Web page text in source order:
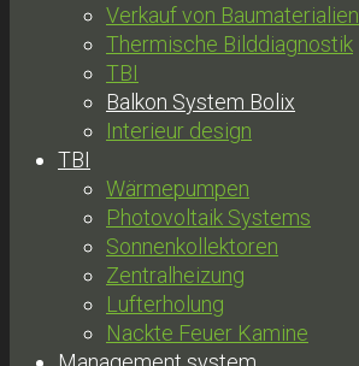
Verkauf von Baumaterialien
Thermische Bilddiagnostik
TBI
Balkon System Bolix
Interieur design
TBI
Wärmepumpen
Photovoltaik Systems
Sonnenkollektoren
Zentralheizung
Lufterholung
Nackte Feuer Kamine